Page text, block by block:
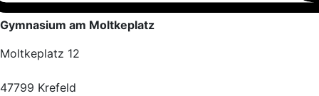
Gymnasium am Moltkeplatz
Moltkeplatz 12
47799 Krefeld